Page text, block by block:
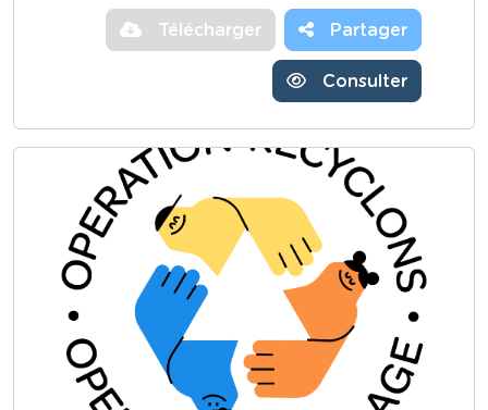
Télécharger Partager
Consulter